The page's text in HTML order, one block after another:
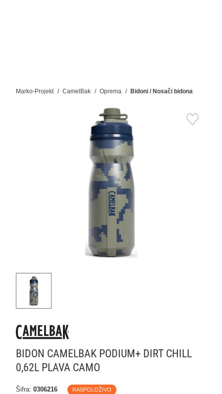
Marko-Projekt CamelBak Oprema Bidoni / Nosači bidona
BIDON CAMELBAK PODIUM+ DIRT CHILL
0,62L PLAVA CAMO
Šifra: 0306216 RASPOLOŽIVO